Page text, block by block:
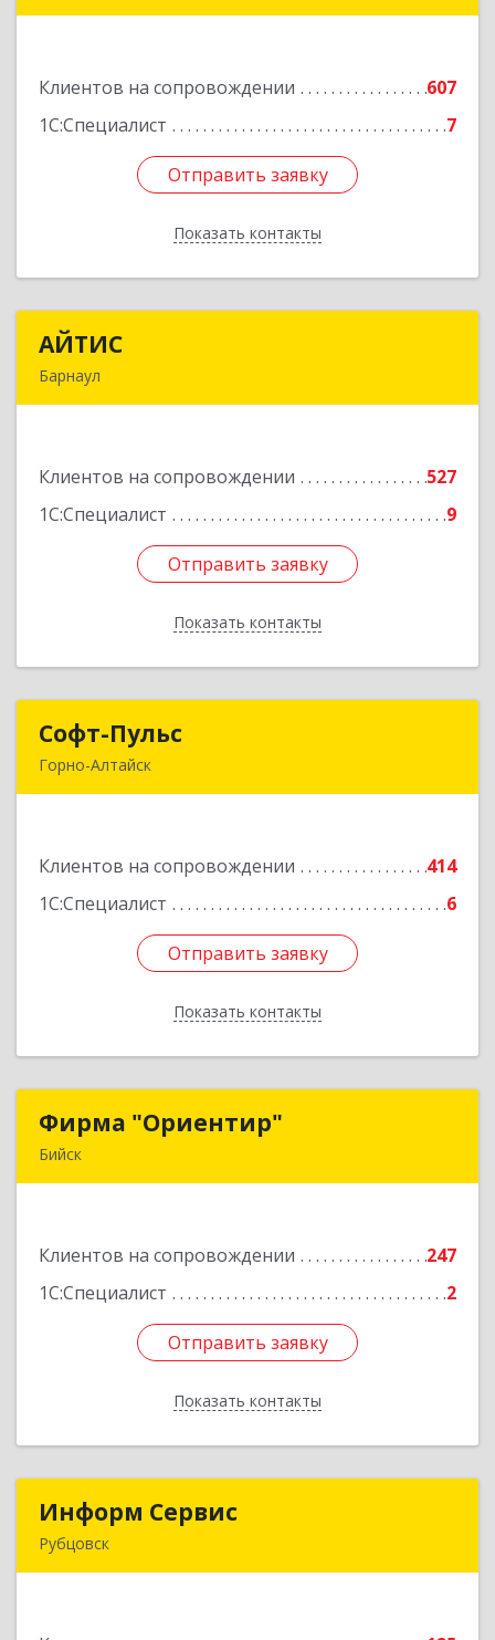
Клиентов на сопровождении
607
1С:Специалист
7
Отправить заявку
Показать контакты
Подробнее
Отправить заявку
Назад
АЙТИС
Барнаул
Клиентов на сопровождении
527
1С:Специалист
9
Отправить заявку
Показать контакты
Подробнее
Отправить заявку
Назад
Софт-Пульс
Горно-Алтайск
Клиентов на сопровождении
414
1С:Специалист
6
Отправить заявку
Показать контакты
Подробнее
Отправить заявку
Назад
Фирма "Ориентир"
Бийск
Клиентов на сопровождении
247
1С:Специалист
2
Отправить заявку
Показать контакты
Фирма "Ориентир"
Подробнее
Отправить заявку
Назад
Информ Сервис
Рубцовск